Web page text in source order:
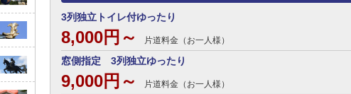
3列独立トイレ付ゆったり
8,000円～ 片道料金（お一人様）
窓側指定 3列独立ゆったり
9,000円～ 片道料金（お一人様）